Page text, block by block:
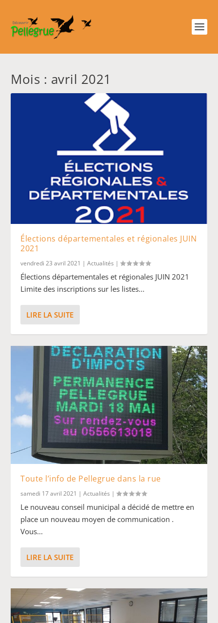
Mois : avril 2021
Élections départementales et régionales JUIN
2021
vendredi 23 avril 2021 |Actualités |
Élections départementales et régionales JUIN 2021
Limite des inscriptions sur les listes...
LIRE LA SUITE
Toute l’info de Pellegrue dans la rue
samedi 17 avril 2021 |Actualités |
Le nouveau conseil municipal a décidé de mettre en
place un nouveau moyen de communication .
Vous...
LIRE LA SUITE